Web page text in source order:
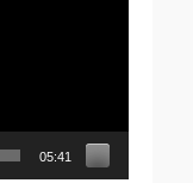
05:41